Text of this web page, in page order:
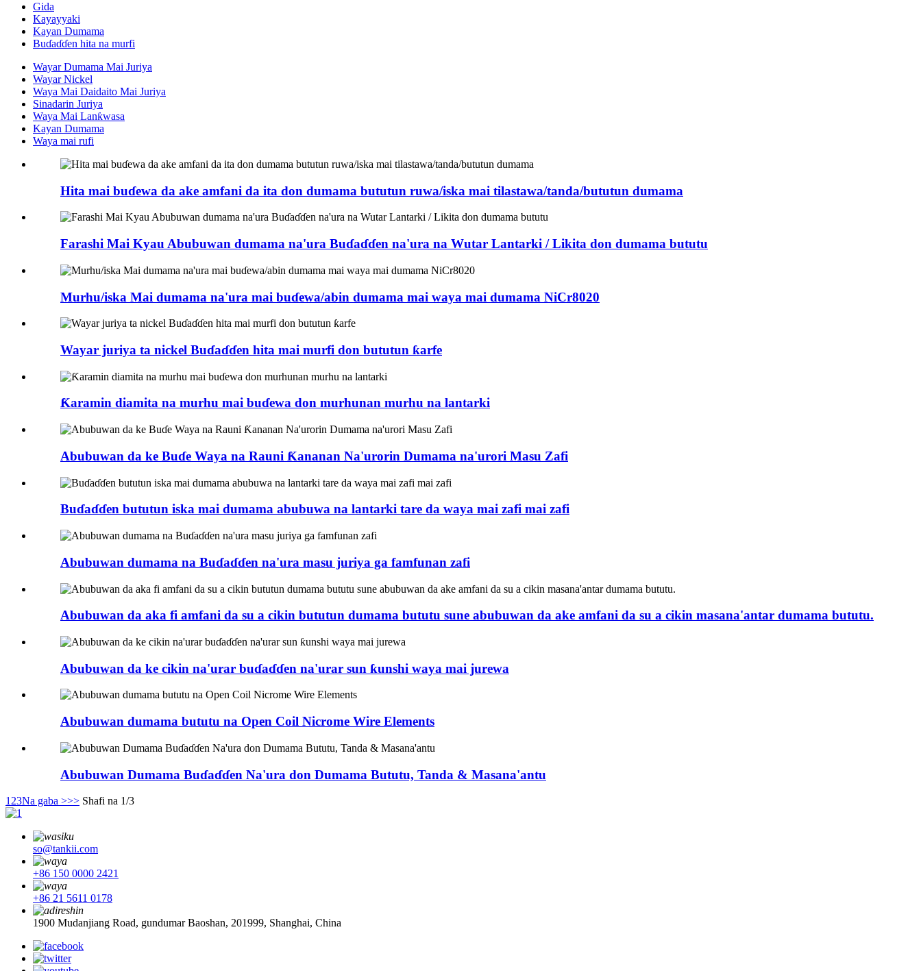
Gida
Kayayyaki
Kayan Dumama
Buɗaɗɗen hita na murfi
Wayar Dumama Mai Juriya
Wayar Nickel
Waya Mai Daidaito Mai Juriya
Sinadarin Juriya
Waya Mai Lanƙwasa
Kayan Dumama
Waya mai rufi
Hita mai buɗewa da ake amfani da ita don dumama bututun ruwa/iska mai tilastawa/tanda/bututun dumama
Farashi Mai Kyau Abubuwan dumama na'ura Buɗaɗɗen na'ura na Wutar Lantarki / Likita don dumama bututu
Murhu/iska Mai dumama na'ura mai buɗewa/abin dumama mai waya mai dumama NiCr8020
Wayar juriya ta nickel Buɗaɗɗen hita mai murfi don bututun ƙarfe
Ƙaramin diamita na murhu mai buɗewa don murhunan murhu na lantarki
Abubuwan da ke Buɗe Waya na Rauni Ƙananan Na'urorin Dumama na'urori Masu Zafi
Buɗaɗɗen bututun iska mai dumama abubuwa na lantarki tare da waya mai zafi mai zafi
Abubuwan dumama na Buɗaɗɗen na'ura masu juriya ga famfunan zafi
Abubuwan da aka fi amfani da su a cikin bututun dumama bututu sune abubuwan da ake amfani da su a cikin masana'antar dumama bututu.
Abubuwan da ke cikin na'urar buɗaɗɗen na'urar sun ƙunshi waya mai jurewa
Abubuwan dumama bututu na Open Coil Nicrome Wire Elements
Abubuwan Dumama Buɗaɗɗen Na'ura don Dumama Bututu, Tanda & Masana'antu
1 23Na gaba >>> Shafi na 1/3
so@tankii.com
+86 150 0000 2421
+86 21 5611 0178
1900 Mudanjiang Road, gundumar Baoshan, 201999, Shanghai, China